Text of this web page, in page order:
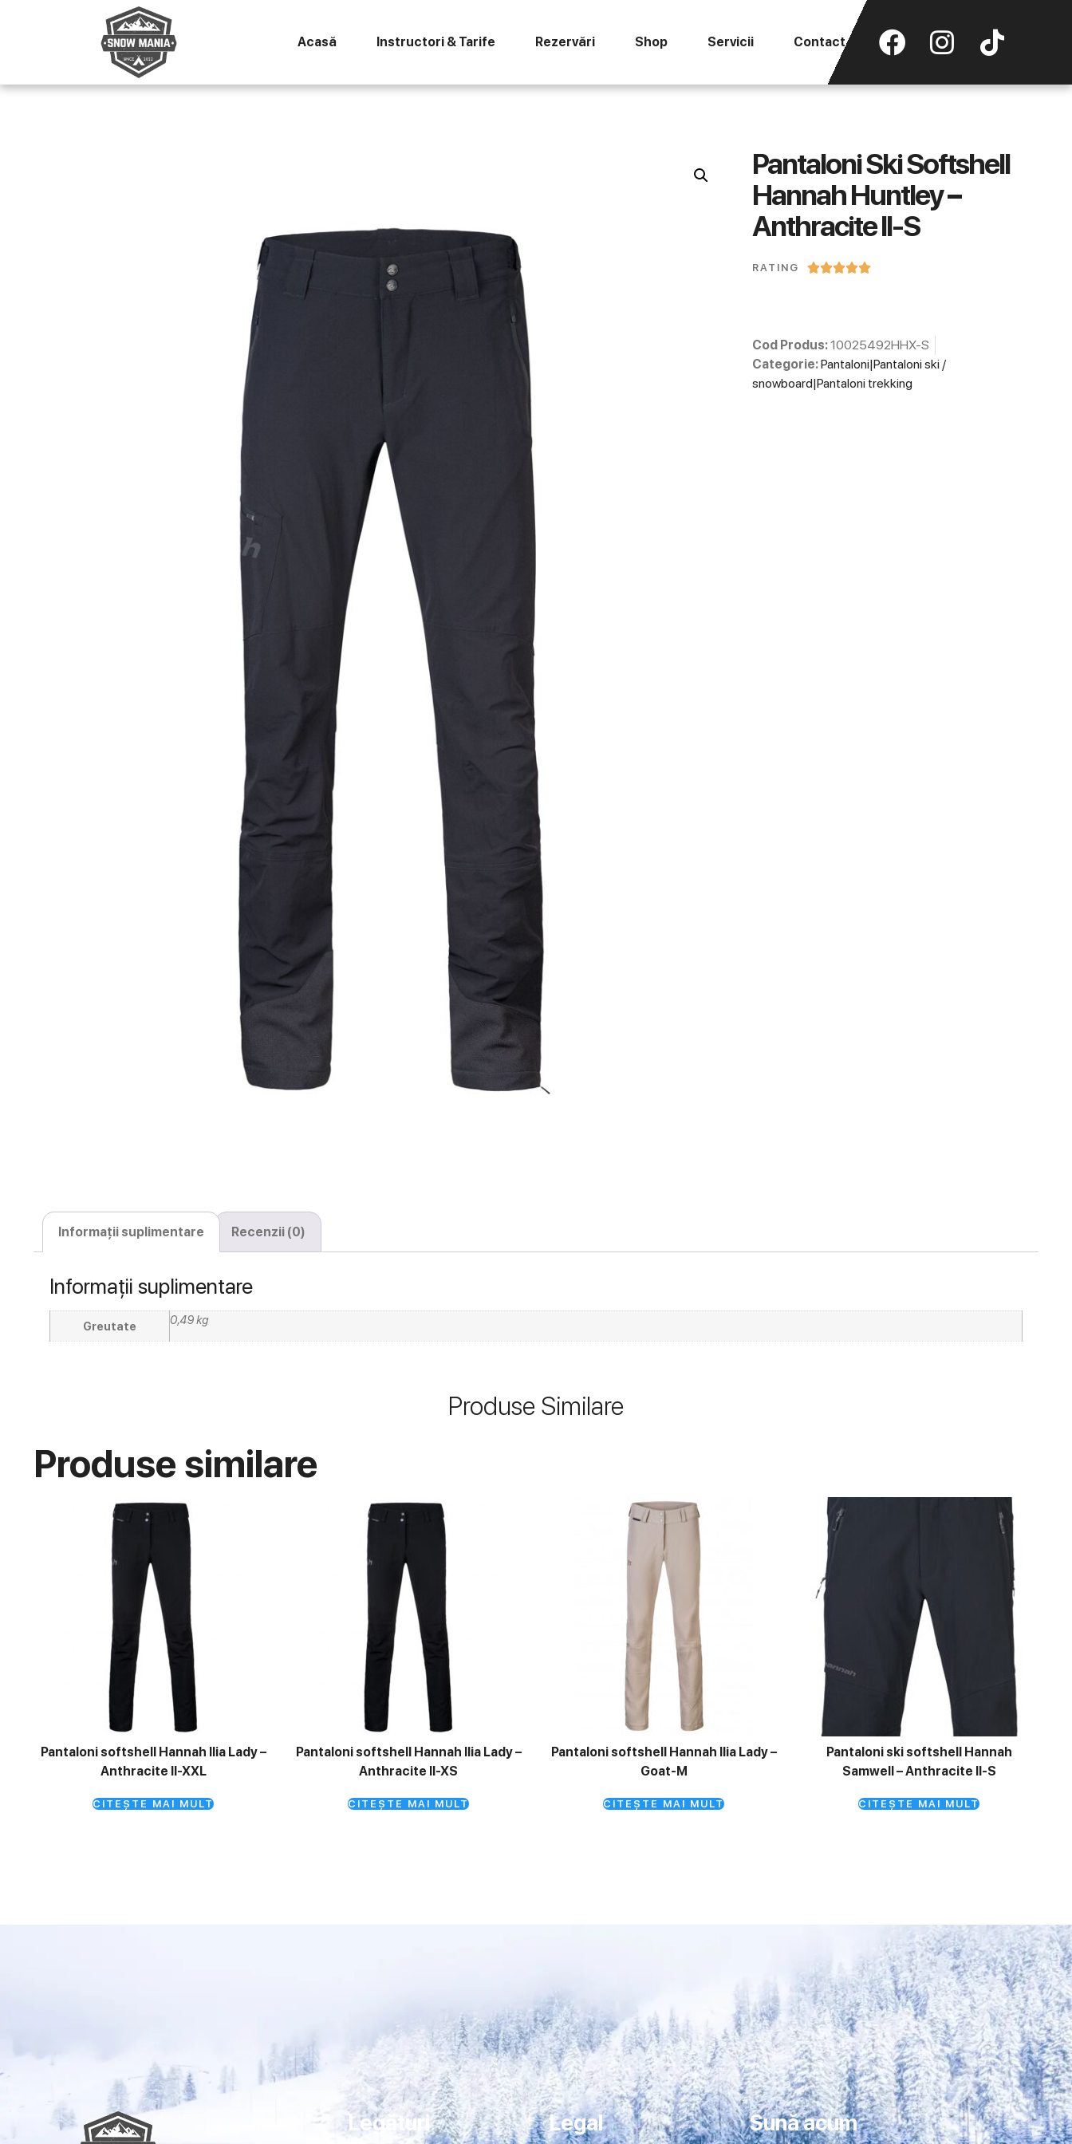
Acasă Instructori & Tarife Rezervări Shop Servicii Contact
Pantaloni Ski Softshell
Hannah Huntley –
Anthracite II-S
RATING 
Cod Produs:10025492HHX-S
Categorie:Pantaloni|Pantaloni ski /
snowboard|Pantaloni trekking
Informații suplimentare Recenzii (0)
Informații suplimentare
Greutate 0,49 kg
Produse Similare
Produse similare
Pantaloni softshell Hannah Ilia Lady –
Anthracite II-XXL
CITEȘTE MAI MULT
Pantaloni softshell Hannah Ilia Lady –
Anthracite II-XS
CITEȘTE MAI MULT
Pantaloni softshell Hannah Ilia Lady –
Goat-M
CITEȘTE MAI MULT
Pantaloni ski softshell Hannah
Samwell – Anthracite II-S
CITEȘTE MAI MULT
Legături Legal Sună acum